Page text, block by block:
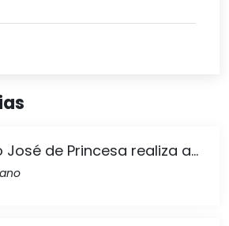
José de Princesa realiza a...